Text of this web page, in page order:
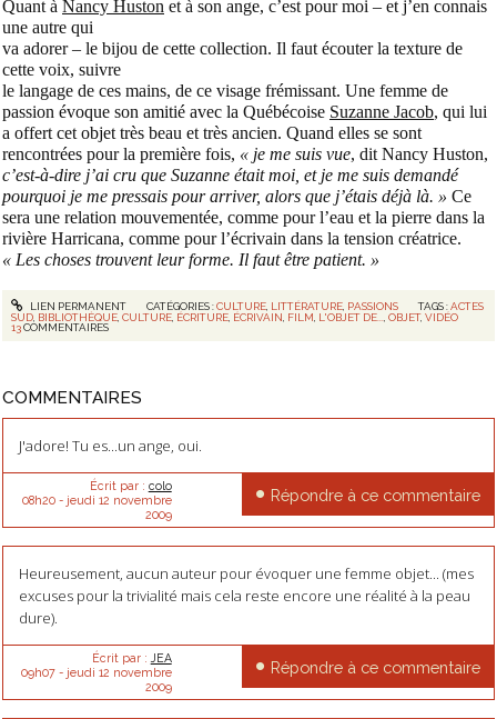
Quant à Nancy Huston et à son ange, c’est pour moi – et j’en connais
une autre qui
va adorer – le bijou de cette collection. Il faut écouter la texture de
cette voix, suivre
le langage de ces mains, de ce visage frémissant. Une femme de
passion évoque son amitié avec la Québécoise Suzanne Jacob, qui lui
a offert cet objet très beau et très ancien. Quand elles se sont
rencontrées pour la première fois, « je me suis vue, dit Nancy Huston,
c’est-à-dire j’ai cru que Suzanne était moi, et je me suis demandé
pourquoi je me pressais pour arriver, alors que j’étais déjà là. » Ce
sera une relation mouvementée, comme pour l’eau et la pierre dans la
rivière Harricana, comme pour l’écrivain dans la tension créatrice.
« Les choses trouvent leur forme. Il faut être patient. »
LIEN PERMANENT CATÉGORIES :CULTURE, LITTÉRATURE, PASSIONS TAGS :ACTES
SUD, BIBLIOTHÈQUE,CULTURE, ÉCRITURE, ÉCRIVAIN, FILM, L'OBJET DE...,OBJET,VIDÉO
13COMMENTAIRES
COMMENTAIRES
J'adore! Tu es...un ange, oui.
Écrit par : colo
08h20- jeudi 12 novembre
2009
Répondre à ce commentaire
Heureusement, aucun auteur pour évoquer une femme objet... (mes
excuses pour la trivialité mais cela reste encore une réalité à la peau
dure).
Écrit par : JEA
09h07- jeudi 12 novembre
2009
Répondre à ce commentaire